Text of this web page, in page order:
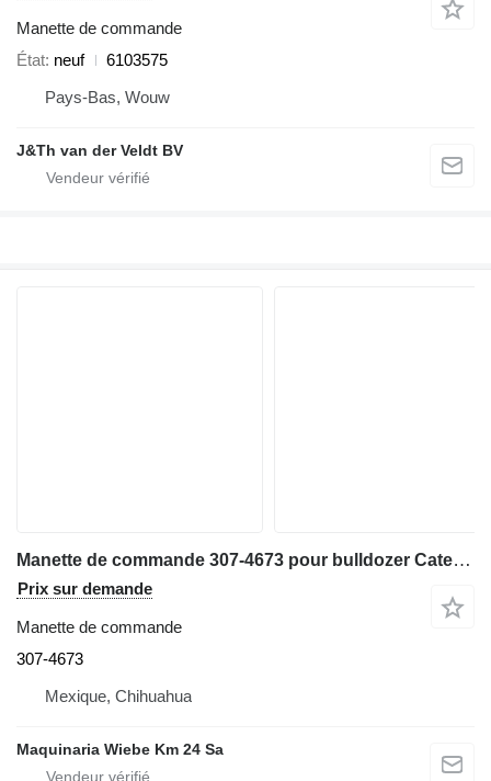
Manette de commande
État neuf
6103575
Pays-Bas, Wouw
J&Th van der Veldt BV
Manette de commande 307-4673 pour bulldozer Caterpillar D3K LGP,D6N XL,D6T LGP,D6T XW,D5R
Prix sur demande
Manette de commande
307-4673
Mexique, Chihuahua
Maquinaria Wiebe Km 24 Sa